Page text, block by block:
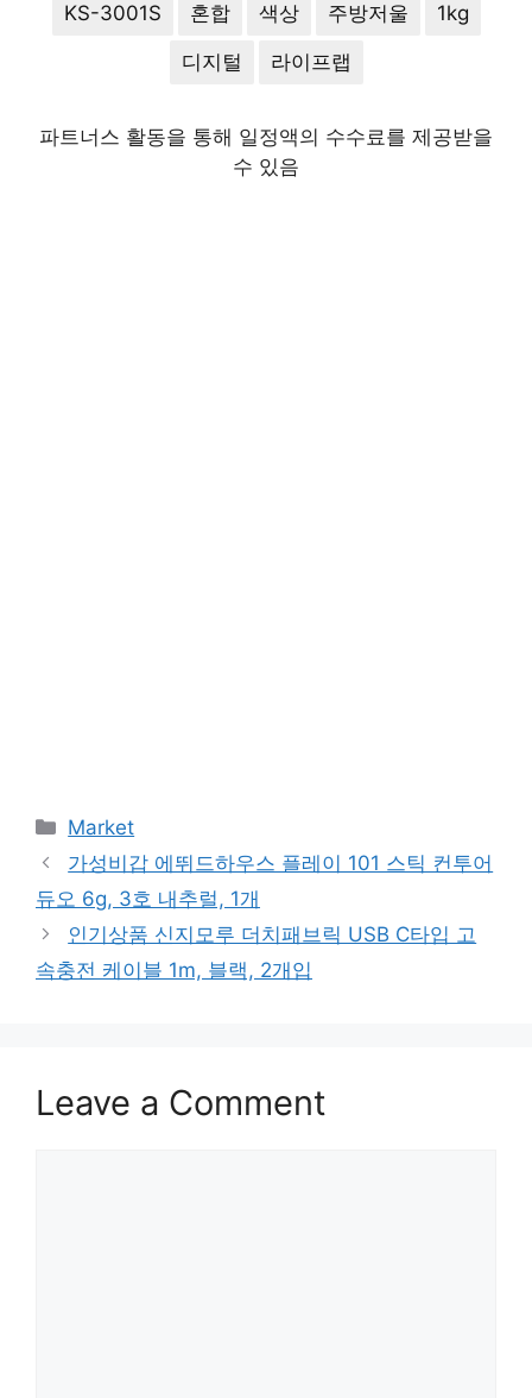
KS-3001S 혼합 색상 주방저울 1kg
디지털 라이프랩
Categories
Market
가성비갑 에뛰드하우스 플레이 101 스틱 컨투어
듀오 6g, 3호 내추럴, 1개
인기상품 신지모루 더치패브릭 USB C타입 고
속충전 케이블 1m, 블랙, 2개입
Leave a Comment